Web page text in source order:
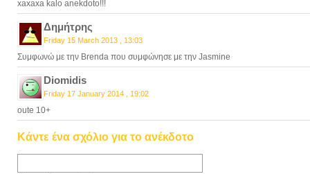
xaxaxa kalo anekdoto!!!
Δημήτρης
Friday 15 March 2013 , 13:03
Συμφωνώ με την Brenda που συμφώνησε με την Jasmine
Diomidis
Friday 17 January 2014 , 19:02
oute 10+
Κάντε ένα σχόλιο για το ανέκδοτο